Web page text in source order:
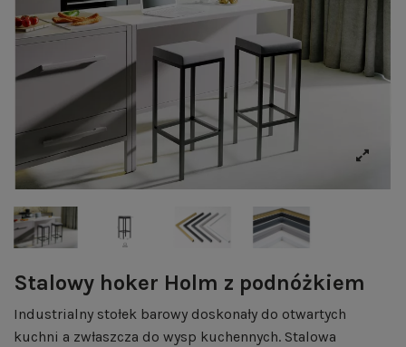
Stalowy hoker Holm z podnóżkiem
Industrialny stołek barowy doskonały do otwartych
kuchni a zwłaszcza do wysp kuchennych. Stalowa